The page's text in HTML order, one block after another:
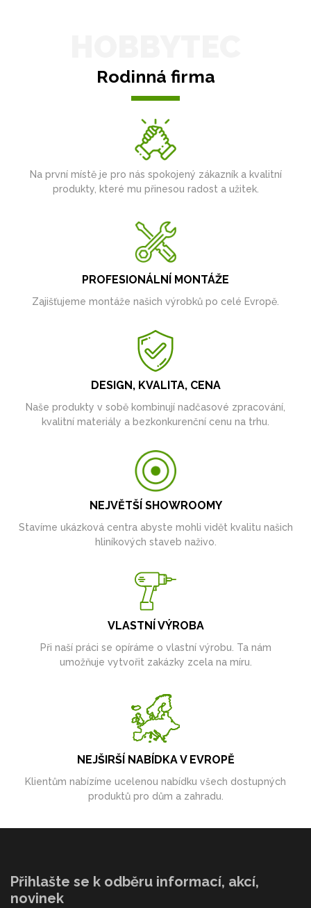
Rodinná firma
Na první místě je pro nás spokojený zákazník a kvalitní
produkty, které mu přinesou radost a užitek.
PROFESIONÁLNÍ MONTÁŽE
Zajišťujeme montáže našich výrobků po celé Evropě.
DESIGN, KVALITA, CENA
Naše produkty v sobě kombinují nadčasové zpracování,
kvalitní materiály a bezkonkurenční cenu na trhu.
NEJVĚTŠÍ SHOWROOMY
Stavíme ukázková centra abyste mohli vidět kvalitu našich
hliníkových staveb naživo.
VLASTNÍ VÝROBA
Při naší práci se opíráme o vlastní výrobu. Ta nám
umožňuje vytvořit zakázky zcela na míru.
NEJŠIRŠÍ NABÍDKA V EVROPĚ
Klientům nabízíme ucelenou nabídku všech dostupných
produktů pro dům a zahradu.
Přihlašte se k odběru informací, akcí,
novinek